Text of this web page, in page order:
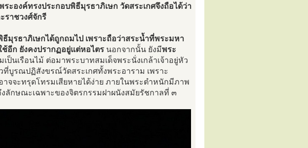
ะองค์ทรงประกอบพิธีมุรธาภิเษก วัดสระเกศจึงถือได้ว่า
ราชวงศ์จักรี
รธาภิเษกได้ถูกถมไป เพราะถือว่าสระน้ำที่พระมหา
อีก ยังคงปรากฏอยู่แต่หอไตร นอกจากนั้น ยังมีพระ
เป็นเรือนไม้ ต่อมาพระบาทสมเด็จพระนั่งเกล้าเจ้าอยู่หัว
บูรณปฏิสังขรณ์วัดสระเกศทั้งพระอาราม เพราะ
าจจะทรุดโทรมเสียหายได้ง่าย ภายในพระตำหนักมีภาพ
ลักษณะเฉพาะของจิตรกรรมฝาผนังสมัยรัชกาลที่ ๓